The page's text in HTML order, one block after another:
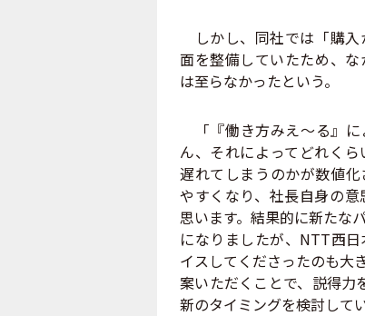
しかし、同社では「購入
面を整備していたため、
は至らなかったという。
「『働き方みえ～る』に
ん、それによってどれく
遅れてしまうのかが数値
やすくなり、社長自身の
思います。結果的に新たな
になりましたが、NTT西
イスしてくださったのも大
案いただくことで、説得力
新のタイミングを検討して